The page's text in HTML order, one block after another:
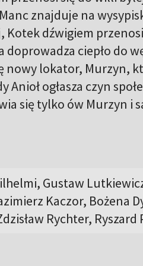
znajduje na
dźwigiem
doprowadza ciepło do
nowy lokator, Murzyn,
Anioł ogłasza czyn
się tylko ów Murzyn i
Gustaw
Kaczor, Bożena
Rychter,